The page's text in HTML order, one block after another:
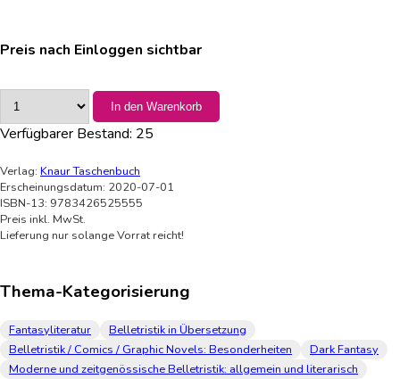
Preis nach Einloggen sichtbar
In den Warenkorb
Verfügbarer Bestand: 25
Verlag: Knaur Taschenbuch
Erscheinungsdatum: 2020-07-01
ISBN-13: 9783426525555
Preis inkl. MwSt.
Lieferung nur solange Vorrat reicht!
Thema-Kategorisierung
Fantasyliteratur
Belletristik in Übersetzung
Belletristik / Comics / Graphic Novels: Besonderheiten
Dark Fantasy
Moderne und zeitgenössische Belletristik: allgemein und literarisch